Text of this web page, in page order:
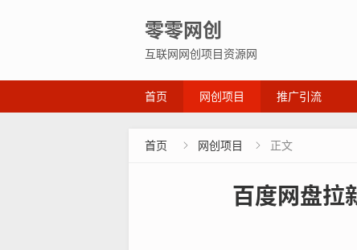
零零网创
互联网网创项目资源网
首页 网创项目 推广引流
首页  网创项目  正文
百度网盘